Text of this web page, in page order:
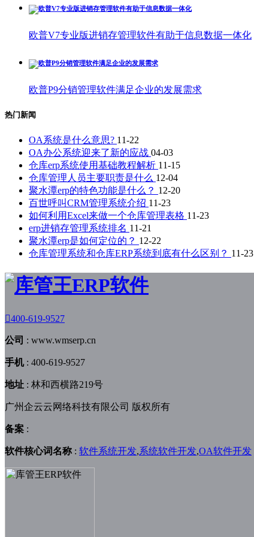
欧普V7专业版进销存管理软件有助于信息数据一体化
欧普P9分销管理软件满足企业的发展需求
热门新闻
OA系统是什么意思? 11-22
OA办公系统迎来了新的应战 04-03
仓库erp系统使用基础教程解析 11-15
仓库管理人员主要职责是什么 12-04
聚水潭erp的特色功能是什么？ 12-20
百世呼叫CRM管理系统介绍 11-23
如何利用Excel来做一个仓库管理表格 11-23
erp进销存管理系统排名 11-21
聚水潭erp是如何定位的？ 12-22
仓库管理系统和仓库ERP系统到底有什么区别？ 11-23
400-619-9527
公司 : www.wmserp.cn
手机: 400-619-9527
地址 : 林和西横路219号
广州企云云网络科技有限公司 版权所有
备案 :
软件核心词名称 : 软件系统开发,系统软件开发,OA软件开发